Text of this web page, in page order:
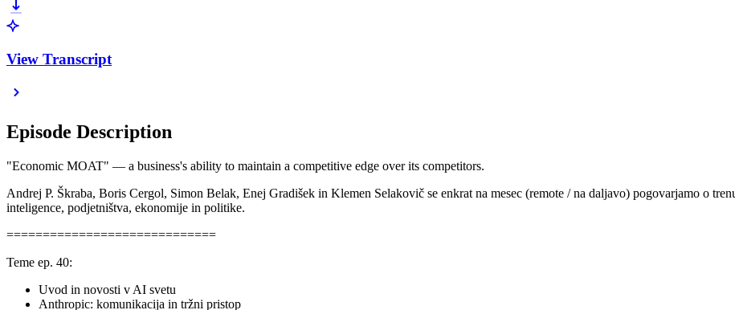
View Transcript
Episode Description
"Economic MOAT" — a business's ability to maintain a competitive edge over its competitors.
Andrej P. Škraba, Boris Cergol, Simon Belak, Enej Gradišek in Klemen Selakovič se enkrat na mesec (remote / na daljavo) pogovarjamo o
inteligence, podjetništva, ekonomije in politike.
=============================
Teme ep. 40:
Uvod in novosti v AI svetu
Anthropic: komunikacija in tržni pristop